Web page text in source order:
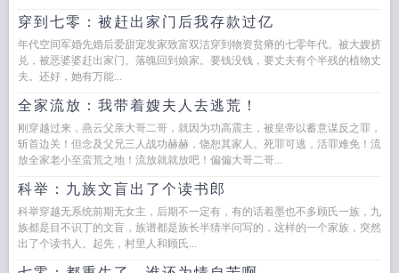
穿到七零：被赶出家门后我存款过亿
年代空间军婚先婚后爱甜宠发家致富双洁穿到物资贫瘠的七零年代。被大嫂挤
兑，被恶婆婆赶出家门。落魄回到娘家。要钱没钱，要丈夫有个半残的植物丈
夫。还好，她有万能...
全家流放：我带着嫂夫人去逃荒！
刚穿越过来，燕云父亲大哥二哥，就因为功高震主，被皇帝以蓄意谋反之罪，
斩首边关！但念及父兄三人战功赫赫，饶恕其家人。死罪可逃，活罪难免！流
放全家老小至蛮荒之地！流放就就放吧！偏偏大哥二哥...
科举：九族文盲出了个读书郎
科举穿越无系统前期无女主，后期不一定有，有的话着墨也不多顾氏一族，九
族都是目不识丁的文盲，族谱都是族长半猜半问写的，这样的一个家族，突然
出了个读书人。起先，村里人和顾氏...